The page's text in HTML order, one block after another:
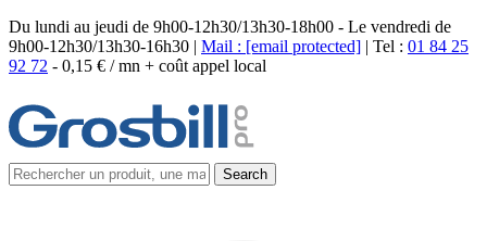
Du lundi au jeudi de 9h00-12h30/13h30-18h00 - Le vendredi de
9h00-12h30/13h30-16h30 | Mail : [email protected] | Tel : 01 84 25
92 72 - 0,15 € / mn + coût appel local